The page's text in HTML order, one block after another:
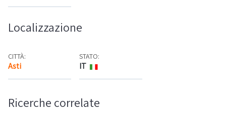
Localizzazione
CITTÀ:
Asti Mappa
STATO:
IT
Ricerche correlate